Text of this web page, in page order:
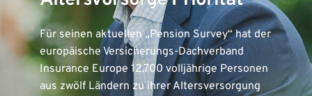
Für seinen aktuellen „Pension Survey“ hat der
europäische Versicherungs-Dachverband
Insurance Europe 12.700 volljährige Personen
aus zwölf Ländern zu ihrer Altersversorgung